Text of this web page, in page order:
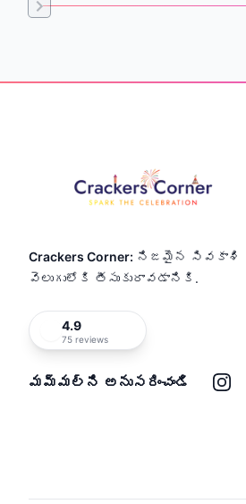
of
Crackers Corner: నిజమైన సివకాశి
వెలుగులోకి తీసుకురావడానికి.
4.9
75 reviews
మమ్మల్ని అనుసరించండి